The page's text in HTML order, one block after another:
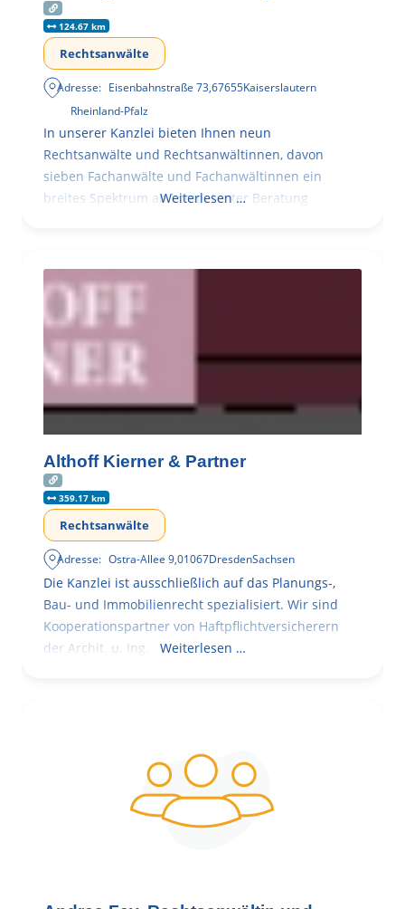
124.67 km
Rechtsanwälte
Adresse: Eisenbahnstraße 73,67655Kaiserslautern
Rheinland-Pfalz
In unserer Kanzlei bieten Ihnen neun
Rechtsanwälte und Rechtsanwältinnen, davon
sieben Fachanwälte und Fachanwältinnen ein
breites Spektrum an kompetenter Beratung
Weiterlesen …
Althoff Kierner & Partner
359.17 km
Rechtsanwälte
Adresse: Ostra-Allee 9,01067DresdenSachsen
Die Kanzlei ist ausschließlich auf das Planungs-,
Bau- und Immobilienrecht spezialisiert. Wir sind
Kooperationspartner von Haftpflichtversicherern
der Archit. u. Ing.
Weiterlesen …